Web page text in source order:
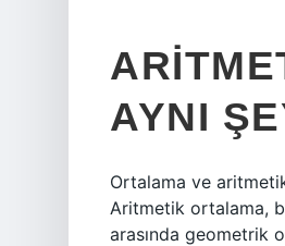
AYNI
Ortalama ve
Aritmetik ortalama,
arasında geometrik